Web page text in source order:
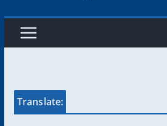
Translate: